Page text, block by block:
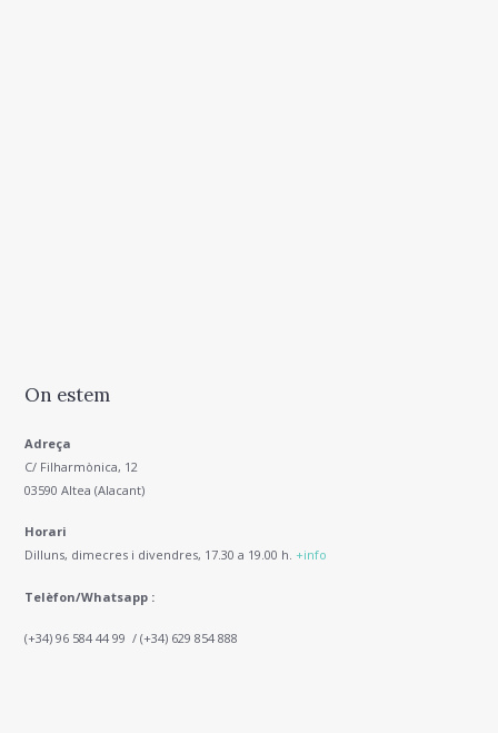
On estem
Adreça
C/ Filharmònica, 12
03590 Altea (Alacant)
Horari
Dilluns, dimecres i divendres, 17.30 a 19.00 h. +info
Telèfon/Whatsapp :
(+34) 96 584 44 99 / (+34) 629 854 888